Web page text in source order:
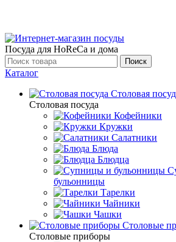
Посуда для HoReCa и дома
Поиск
Каталог
Столовая
Столовая посуда
Кофейники
Кружки
Салатники
Блюда
Блюдца
бульонницы
Тарелки
Чайники
Чашки
Cтоловые
Cтоловые приборы